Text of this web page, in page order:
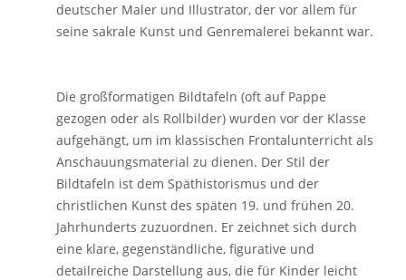
deutscher Maler und Illustrator, der vor allem für
seine sakrale Kunst und Genremalerei bekannt war.
Die großformatigen Bildtafeln (oft auf Pappe
gezogen oder als Rollbilder) wurden vor der Klasse
aufgehängt, um im klassischen Frontalunterricht als
Anschauungsmaterial zu dienen. Der Stil der
Bildtafeln ist dem Späthistorismus und der
christlichen Kunst des späten 19. und frühen 20.
Jahrhunderts zuzuordnen. Er zeichnet sich durch
eine klare, gegenständliche, figurative und
detailreiche Darstellung aus, die für Kinder leicht